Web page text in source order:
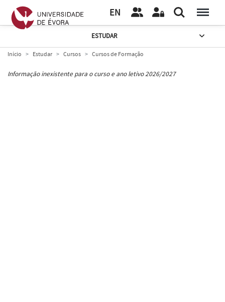
EN
ESTUDAR
Início Estudar Cursos Cursos de Formação
Informação inexistente para o curso e ano letivo 2026/2027